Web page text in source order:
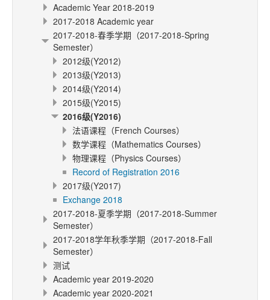
Academic Year 2018-2019
2017-2018 Academic year
2017-2018-春季学期（2017-2018-Spring
Semester）
2012级(Y2012)
2013级(Y2013)
2014级(Y2014)
2015级(Y2015)
2016级(Y2016)
法语课程（French Courses）
数学课程（Mathematics Courses）
物理课程（Physics Courses）
Record of Registration 2016
2017级(Y2017)
Exchange 2018
2017-2018-夏季学期（2017-2018-Summer
Semester）
2017-2018学年秋季学期（2017-2018-Fall
Semester）
测试
Academic year 2019-2020
Academic year 2020-2021